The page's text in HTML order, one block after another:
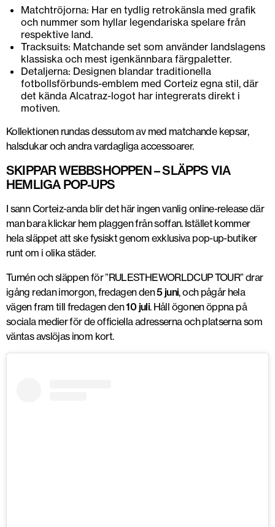
Matchtröjorna: Har en tydlig retrokänsla med grafik
och nummer som hyllar legendariska spelare från
respektive land.
Tracksuits: Matchande set som använder landslagens
klassiska och mest igenkännbara färgpaletter.
Detaljerna: Designen blandar traditionella
fotbollsförbunds-emblem med Corteiz egna stil, där
det kända Alcatraz-logot har integrerats direkt i
motiven.
Kollektionen rundas dessutom av med matchande kepsar,
halsdukar och andra vardagliga accessoarer.
SKIPPAR WEBBSHOPPEN – SLÄPPS VIA
HEMLIGA POP-UPS
I sann Corteiz-anda blir det här ingen vanlig online-release där
man bara klickar hem plaggen från soffan. Istället kommer
hela släppet att ske fysiskt genom exklusiva pop-up-butiker
runt om i olika städer.
Turnén och släppen för ”RULESTHEWORLDCUP TOUR” drar
igång redan imorgon, fredagen den5 juni, och pågår hela
vägen fram till fredagen den10 juli. Håll ögonen öppna på
sociala medier för de officiella adresserna och platserna som
väntas avslöjas inom kort.